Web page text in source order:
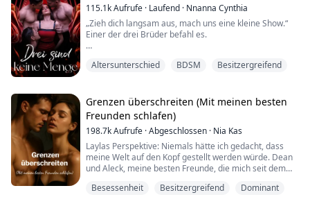
115.1kAufrufe · Laufend · Nnanna Cynthia
„Zieh dich langsam aus, mach uns eine kleine Show.“
Einer der drei Brüder befahl es.
weit für uns.“ Ich gehorchte sofort, spreizte meine
„Verdammt, du tropfst schon für uns. Willst du, dass wir
deinem kleinen Loch geben, wonach es verlangt?“
Seine tiefe Stimme flüsterte in mein Ohr, was meine...
Altersunterschied BDSM Besitzergreifend
Grenzen überschreiten (Mit meinen besten
Freunden schlafen)
198.7kAufrufe ·Abgeschlossen · Nia Kas
Laylas Perspektive: Niemals hätte ich gedacht, dass
meine Welt auf den Kopf gestellt werden würde. Dean
und Aleck, meine besten Freunde, die mich seit dem
geblieben waren, waren wirklich nicht mehr so, wie ich
Besessenheit Besitzergreifend Dominant